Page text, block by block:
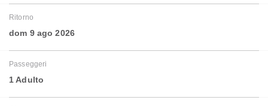
Ritorno
dom 9 ago 2026
Passeggeri
1 Adulto